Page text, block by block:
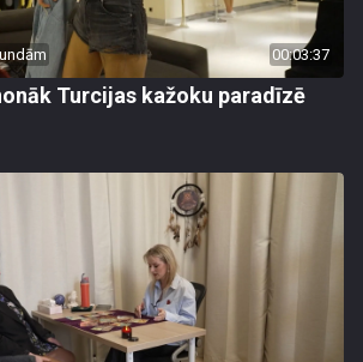
00:03:37
Turcijas kažoku paradīzē